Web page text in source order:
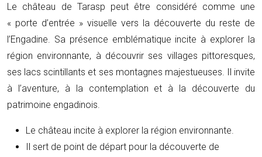
Le château de Tarasp peut être considéré comme une
« porte d’entrée » visuelle vers la découverte du reste de
l’Engadine. Sa présence emblématique incite à explorer la
région environnante, à découvrir ses villages pittoresques,
ses lacs scintillants et ses montagnes majestueuses. Il invite
à l’aventure, à la contemplation et à la découverte du
patrimoine engadinois.
Le château incite à explorer la région environnante.
Il sert de point de départ pour la découverte de